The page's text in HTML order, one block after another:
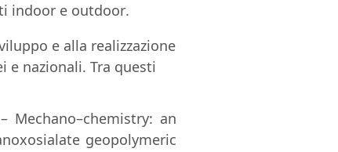
indoor e outdoor.
e alla realizzazione
e nazionali. Tra questi
– Mechano–chemistry: an
geopolymeric